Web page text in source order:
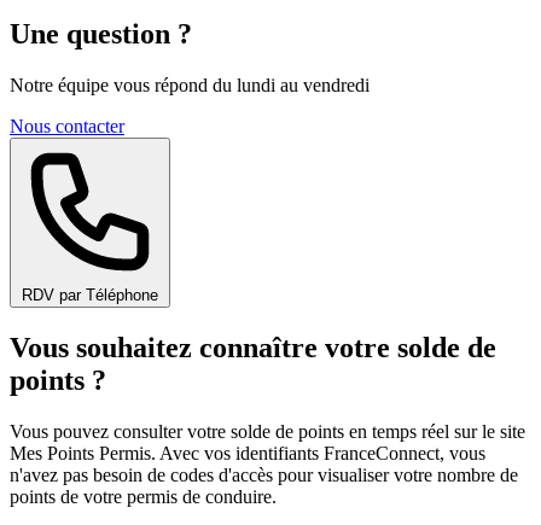
Une question ?
Notre équipe vous répond du lundi au vendredi
Nous contacter
RDV par Téléphone
Vous souhaitez connaître votre solde de
points ?
Vous pouvez consulter votre solde de points en temps réel sur le site
Mes Points Permis. Avec vos identifiants FranceConnect, vous
n'avez pas besoin de codes d'accès pour visualiser votre nombre de
points de votre permis de conduire.